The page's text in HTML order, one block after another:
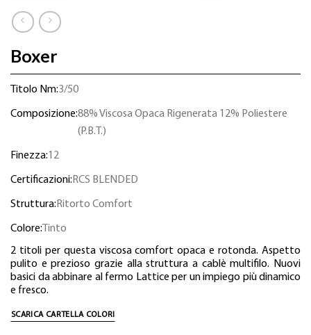
Boxer
Titolo Nm:3/50
Composizione:88% Viscosa Opaca Rigenerata 12% Poliestere
(P.B.T.)
Finezza:12
Certificazioni: RCS BLENDED
Struttura: Ritorto Comfort
Colore: Tinto
2 titoli per questa viscosa comfort opaca e rotonda. Aspetto
pulito e prezioso grazie alla struttura a cablè multifilo. Nuovi
basici da abbinare al fermo Lattice per un impiego più dinamico
e fresco.
SCARICA CARTELLA COLORI